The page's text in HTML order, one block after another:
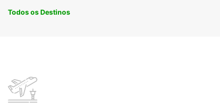
Todos os Destinos